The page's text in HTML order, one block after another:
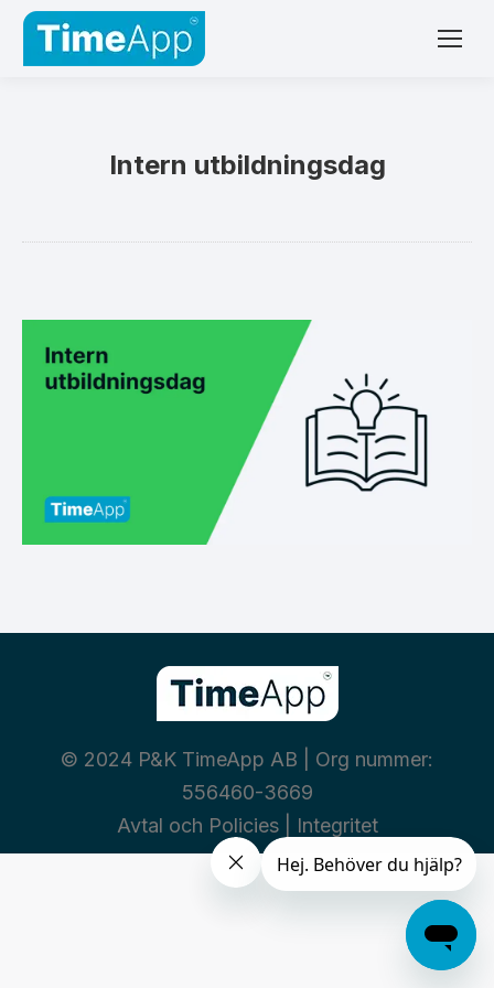
Intern utbildningsdag
© 2024 P&K TimeApp AB | Org nummer:
556460-3669
Avtal och Policies| Integritet